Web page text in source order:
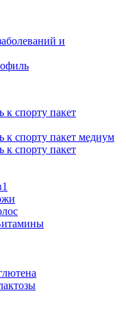
и
к спорту пакет
к спорту пакет медиум
к спорту пакет